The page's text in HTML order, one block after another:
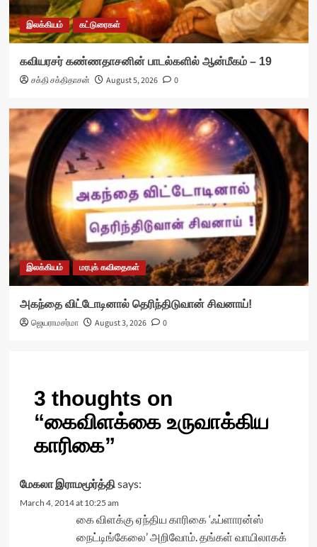
இலக்கியம் கட்டுரைகள்
கவியரசர் கண்ணதாசனின் பாடல்களில் ஆன்மீகம் – 19
சக்தி சக்திதாசன்
August 5, 2026 0
இலக்கியம் மரபுக் கவிதைகள்
அகந்தை விட்டோடினால் தெரிந்திடுவான் சிவனாய்!
ஜெயராமசர்மா
August 3, 2026 0
3 thoughts on
“கைவிளக்கை உருவாக்கிய
காரிகை”
மேகலா இராமமூர்த்திsays:
March 4, 2014 at 10:25 am
கை விளக்கு ஏந்திய காரிகை ‘ஃப்ளாரன்ஸ்
நைட்டிங்கேலை’ அறிவோம். தங்கள் வாயிலாகக்